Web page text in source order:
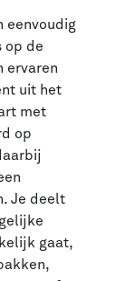
eenvoudig
op de
ervaren
uit het
met
op
Je deelt
gaat,